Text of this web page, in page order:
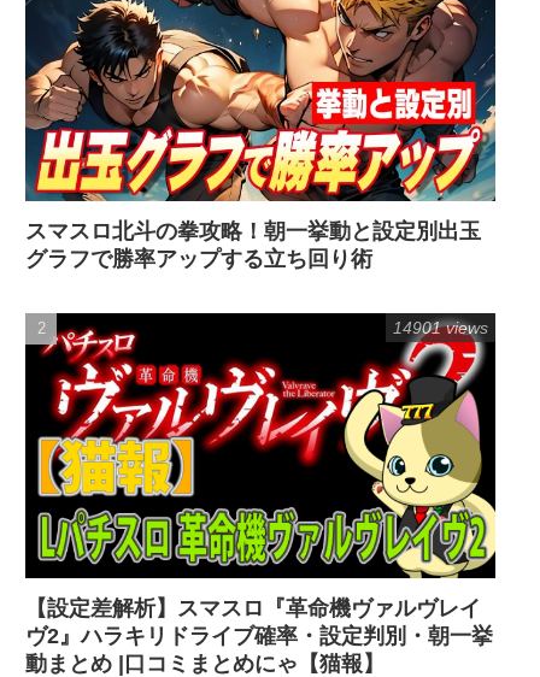
スマスロ北斗の拳攻略！朝一挙動と設定別出玉
グラフで勝率アップする立ち回り術
【設定差解析】スマスロ『革命機ヴァルヴレイ
ヴ2』ハラキリドライブ確率・設定判別・朝一挙
動まとめ |口コミまとめにゃ【猫報】
14901 views